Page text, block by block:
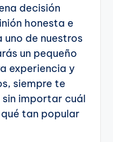
decisión
honesta e
uno de nuestros
un pequeño
experiencia y
siempre te
importar cuál
tan popular